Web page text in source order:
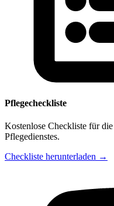
Pflegecheckliste
Kostenlose Checkliste für
Pflegedienstes.
Checkliste herunterladen →